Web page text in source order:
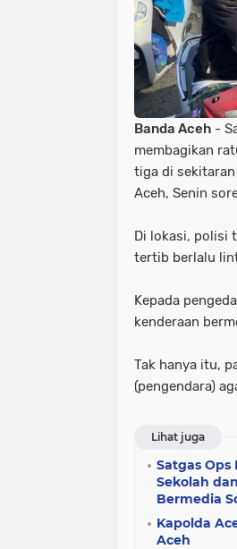
Banda Aceh -
membagikan
tiga di sekitaran
Aceh, Senin
Di lokasi, polisi
tertib berlalu
Kepada
kenderaan
Tak hanya itu,
(pengendara)
Lihat juga
Satgas
Sekolah
Bermedia
Kapolda
Aceh